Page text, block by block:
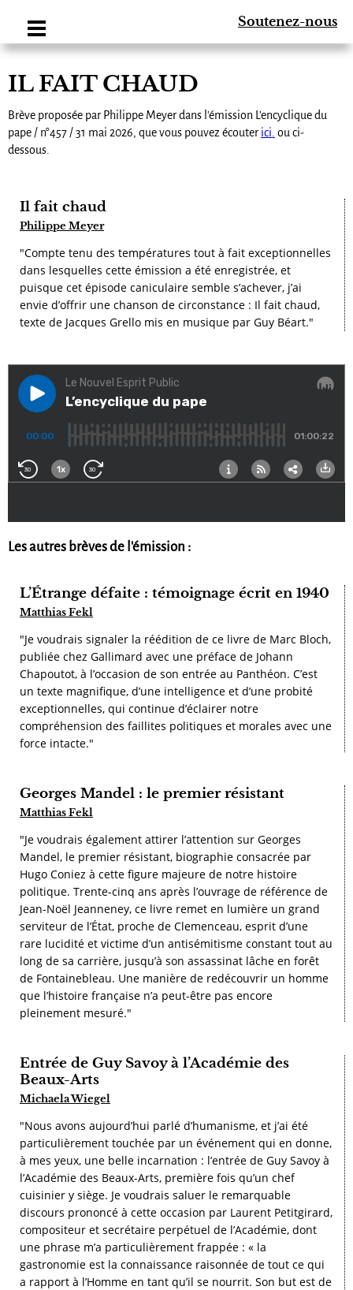
Soutenez-nous
IL FAIT CHAUD
Brève proposée par Philippe Meyer dans l'émission L’encyclique du
pape / n°457 / 31 mai 2026, que vous pouvez écouter ici. ou ci-
dessous.
Il fait chaud
Philippe Meyer
"Compte tenu des températures tout à fait exceptionnelles
dans lesquelles cette émission a été enregistrée, et
puisque cet épisode caniculaire semble s’achever, j’ai
envie d’offrir une chanson de circonstance : Il fait chaud,
texte de Jacques Grello mis en musique par Guy Béart."
Les autres brèves de l'émission :
L’Étrange défaite : témoignage écrit en 1940
Matthias Fekl
"Je voudrais signaler la réédition de ce livre de Marc Bloch,
publiée chez Gallimard avec une préface de Johann
Chapoutot, à l’occasion de son entrée au Panthéon. C’est
un texte magnifique, d’une intelligence et d’une probité
exceptionnelles, qui continue d’éclairer notre
compréhension des faillites politiques et morales avec une
force intacte."
Georges Mandel : le premier résistant
Matthias Fekl
"Je voudrais également attirer l’attention sur Georges
Mandel, le premier résistant, biographie consacrée par
Hugo Coniez à cette figure majeure de notre histoire
politique. Trente-cinq ans après l’ouvrage de référence de
Jean-Noël Jeanneney, ce livre remet en lumière un grand
serviteur de l’État, proche de Clemenceau, esprit d’une
rare lucidité et victime d’un antisémitisme constant tout au
long de sa carrière, jusqu’à son assassinat lâche en forêt
de Fontainebleau. Une manière de redécouvrir un homme
que l’histoire française n’a peut-être pas encore
pleinement mesuré."
Entrée de Guy Savoy à l’Académie des
Beaux-Arts
Michaela Wiegel
"Nous avons aujourd’hui parlé d’humanisme, et j’ai été
particulièrement touchée par un événement qui en donne,
à mes yeux, une belle incarnation : l’entrée de Guy Savoy à
l’Académie des Beaux-Arts, première fois qu’un chef
cuisinier y siège. Je voudrais saluer le remarquable
discours prononcé à cette occasion par Laurent Petitgirard,
compositeur et secrétaire perpétuel de l’Académie, dont
une phrase m’a particulièrement frappée : « la
gastronomie est la connaissance raisonnée de tout ce qui
a rapport à l’Homme en tant qu’il se nourrit. Son but est de